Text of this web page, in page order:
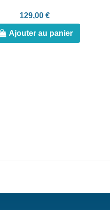
129,00 €
Ajouter au panier